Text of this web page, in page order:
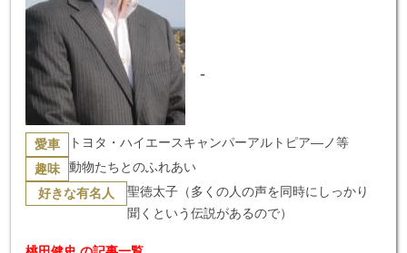
-
愛車 トヨタ・ハイエースキャンパーアルトピア―ノ等
趣味 動物たちとのふれあい
好きな有名人
聖徳太子（多くの人の声を同時にしっかり
聞くという伝説があるので）